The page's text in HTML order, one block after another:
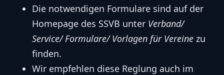
Die notwendigen Formulare sind auf der
Homepage des SSVB unter Verband/
Service/ Formulare/ Vorlagen für Vereine zu
finden.
Wir empfehlen diese Reglung auch im